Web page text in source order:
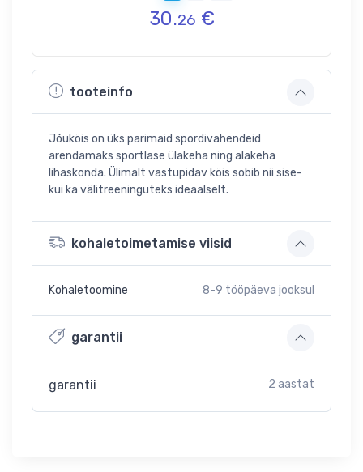
30.26 €
tooteinfo
Jõuköis on üks parimaid spordivahendeid
arendamaks sportlase ülakeha ning alakeha
lihaskonda. Ülimalt vastupidav köis sobib nii sise-
kui ka välitreeninguteks ideaalselt.
kohaletoimetamise viisid
Kohaletoomine 8-9 tööpäeva jooksul
garantii
garantii 2 aastat